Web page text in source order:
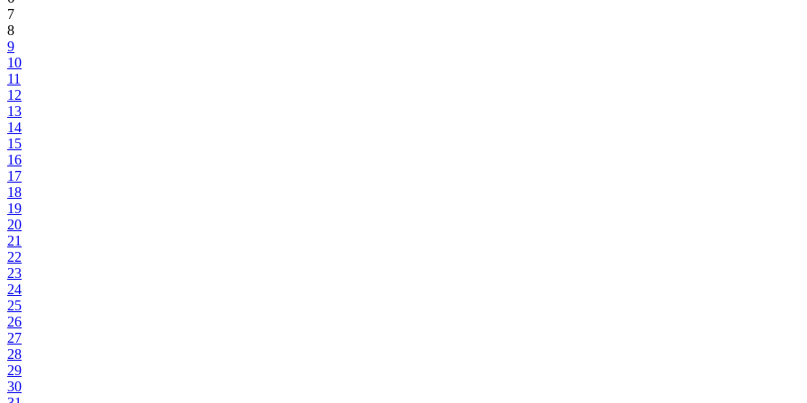
7
8
9
10
11
12
13
14
15
16
17
18
19
20
21
22
23
24
25
26
27
28
29
30